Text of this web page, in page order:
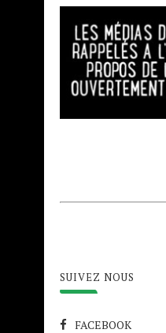
SUIVEZ NOUS
FACEBOOK